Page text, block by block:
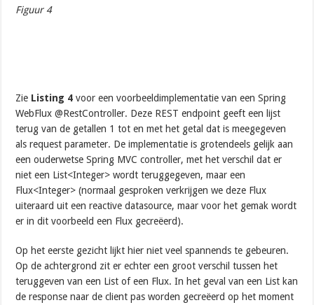
Figuur 4
Zie Listing 4 voor een voorbeeldimplementatie van een Spring
WebFlux @RestController. Deze REST endpoint geeft een lijst
terug van de getallen 1 tot en met het getal dat is meegegeven
als request parameter. De implementatie is grotendeels gelijk aan
een ouderwetse Spring MVC controller, met het verschil dat er
niet een List<Integer> wordt teruggegeven, maar een
Flux<Integer> (normaal gesproken verkrijgen we deze Flux
uiteraard uit een reactive datasource, maar voor het gemak wordt
er in dit voorbeeld een Flux gecreëerd).
Op het eerste gezicht lijkt hier niet veel spannends te gebeuren.
Op de achtergrond zit er echter een groot verschil tussen het
teruggeven van een List of een Flux. In het geval van een List kan
de response naar de client pas worden gecreëerd op het moment